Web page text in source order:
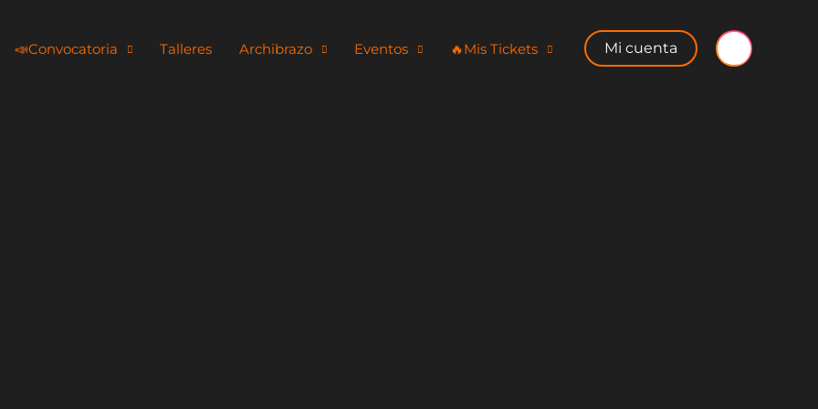
📣​Convocatoria Talleres Archibrazo Eventos 🔥​Mis Tickets Mi cuenta